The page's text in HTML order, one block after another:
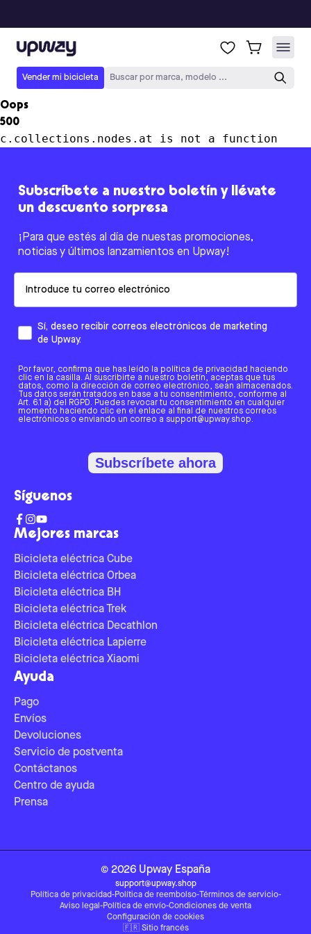
Upway
Vender mi bicicleta Buscar por marca, modelo ...
Oops
500
c.collections.nodes.at is not a function
Mejores marcas
Bicicleta eléctrica Cube
Bicicleta eléctrica Orbea
Bicicleta eléctrica BH
Bicicleta eléctrica Trek
Bicicleta eléctrica Decathlon
Bicicleta eléctrica Lapierre
Bicicleta eléctrica Xiaomi
Ayuda
Pago
Envíos
Devoluciones
Servicio de postventa
Contáctanos
Centro de ayuda
Prensa
Subscríbete a nuestro boletín y llévate
un descuento sorpresa
¡Para que estés al día de nuestas promociones,
noticias y últimos lanzamientos en Upway!
Sí, deseo recibir correos electrónicos de marketing
de Upway.
Por favor, confirma que has leído la política de privacidad haciendo
clic en la casilla. Al suscribirte a nuestro boletín, aceptas que tus
datos, como la dirección de correo electrónico, sean almacenados.
Tus datos serán tratados en base a tu consentimiento, conforme al
Art. 6.1 a) del RGPD. Puedes revocar tu consentimiento en cualquier
momento haciendo clic en el enlace al final de nuestros correos
electrónicos o enviando un correo a support@upway.shop.
Subscríbete ahora
Síguenos
© 2026 Upway España
support@upway.shop
Política de privacidad-Política de reembolso-Términos de servicio-
Aviso legal -Política de envío-Condiciones de venta
Configuración de cookies
🇫🇷 Sitio francés